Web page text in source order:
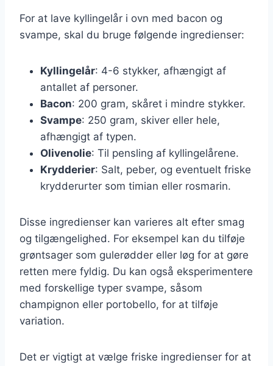
For at lave kyllingelår i ovn med bacon og
svampe, skal du bruge følgende ingredienser:
Kyllingelår: 4-6 stykker, afhængigt af
antallet af personer.
Bacon: 200 gram, skåret i mindre stykker.
Svampe: 250 gram, skiver eller hele,
afhængigt af typen.
Olivenolie: Til pensling af kyllingelårene.
Krydderier: Salt, peber, og eventuelt friske
krydderurter som timian eller rosmarin.
Disse ingredienser kan varieres alt efter smag
og tilgængelighed. For eksempel kan du tilføje
grøntsager som gulerødder eller løg for at gøre
retten mere fyldig. Du kan også eksperimentere
med forskellige typer svampe, såsom
champignon eller portobello, for at tilføje
variation.
Det er vigtigt at vælge friske ingredienser for at